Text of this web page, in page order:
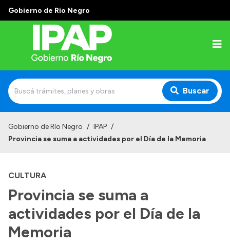
Gobierno de Río Negro
Buscar
Alumnos
Docentes y Capacitadores
Delegaciones
Gobierno de Río Negro / IPAP /
Provincia se suma a actividades por el Día de la Memoria
CULTURA
Provincia se suma a
actividades por el Día de la
Memoria